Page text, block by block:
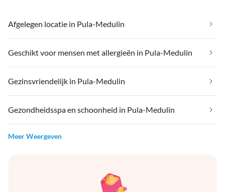
Afgelegen locatie in Pula-Medulin
Geschikt voor mensen met allergieën in Pula-Medulin
Gezinsvriendelijk in Pula-Medulin
Gezondheidsspa en schoonheid in Pula-Medulin
Meer Weergeven